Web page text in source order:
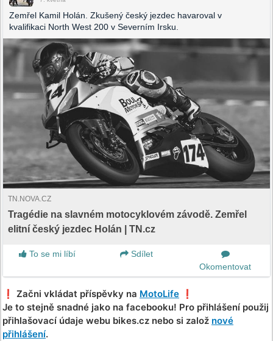
Zemřel Kamil Holán. Zkušený český jezdec havaroval v
kvalifikaci North West 200 v Severním Irsku.
TN.NOVA.CZ
Tragédie na slavném motocyklovém závodě. Zemřel
elitní český jezdec Holán | TN.cz
To se mi líbí
Sdílet
Okomentovat
❗️ Začni vkládat příspěvky na MotoLife ❗️
Je to stejně snadné jako na facebooku! Pro přihlášení použij
přihlašovací údaje webu bikes.cz nebo si založ nové
přihlášení.